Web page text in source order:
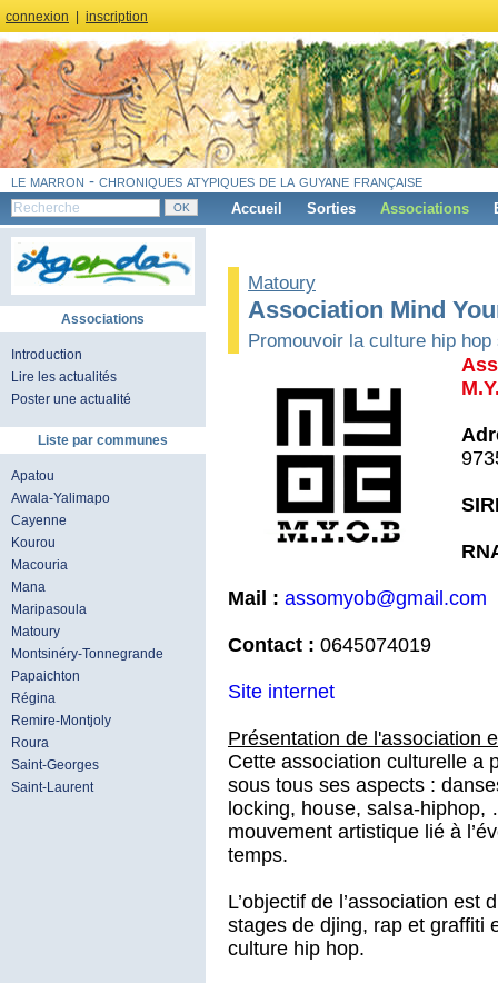
connexion inscription
le marron - chroniques atypiques de la guyane française
Accueil Sorties Associations
Associations
Introduction
Lire les actualités
Poster une actualité
Liste par communes
Apatou
Awala-Yalimapo
Cayenne
Kourou
Macouria
Mana
Maripasoula
Matoury
Montsinéry-Tonnegrande
Papaichton
Régina
Remire-Montjoly
Roura
Saint-Georges
Saint-Laurent
Matoury
Association Mind
Promouvoir la culture hip
Mail : assomyob@gmail.com
Contact : 0645074019
Site internet
Présentation de l'association
Cette association culturelle a
sous tous ses aspects :
locking, house, salsa-
mouvement artistique lié à
temps.
L’objectif de l’association est
stages de djing, rap et graffiti
culture hip hop.